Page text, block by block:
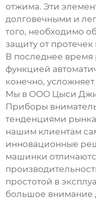
отжима. Эти
долговечными и
того, необходимо
защиту от
В последнее время
функцией
конечно,
Мы в ООО Цыси
Приборы
тенденциями
нашим клиентам
инновационные
машинки
простотой в
большое внимание